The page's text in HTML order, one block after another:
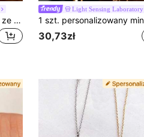
Personalizowany naszyjnik ze złotym symbolem nieskończoności i inicjałem imienia – niestandardowa biżuteria ze stali nierdzewnej z tabliczką imienną, naszyjnik z kamieniem urodzinowym, personalizowany prezent
Light Sensing Laboratory
30,73zł